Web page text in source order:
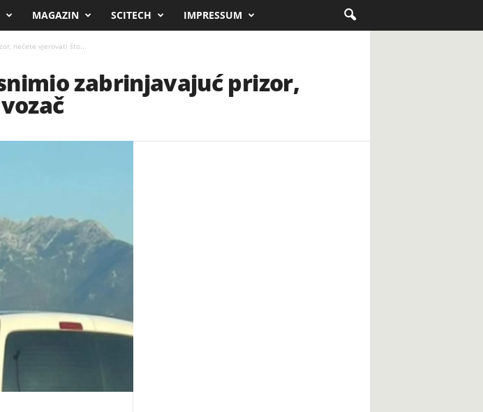
MAGAZIN SCITECH IMPRESSUM
nećete vjerovati što...
zabrinjavajuć prizor,